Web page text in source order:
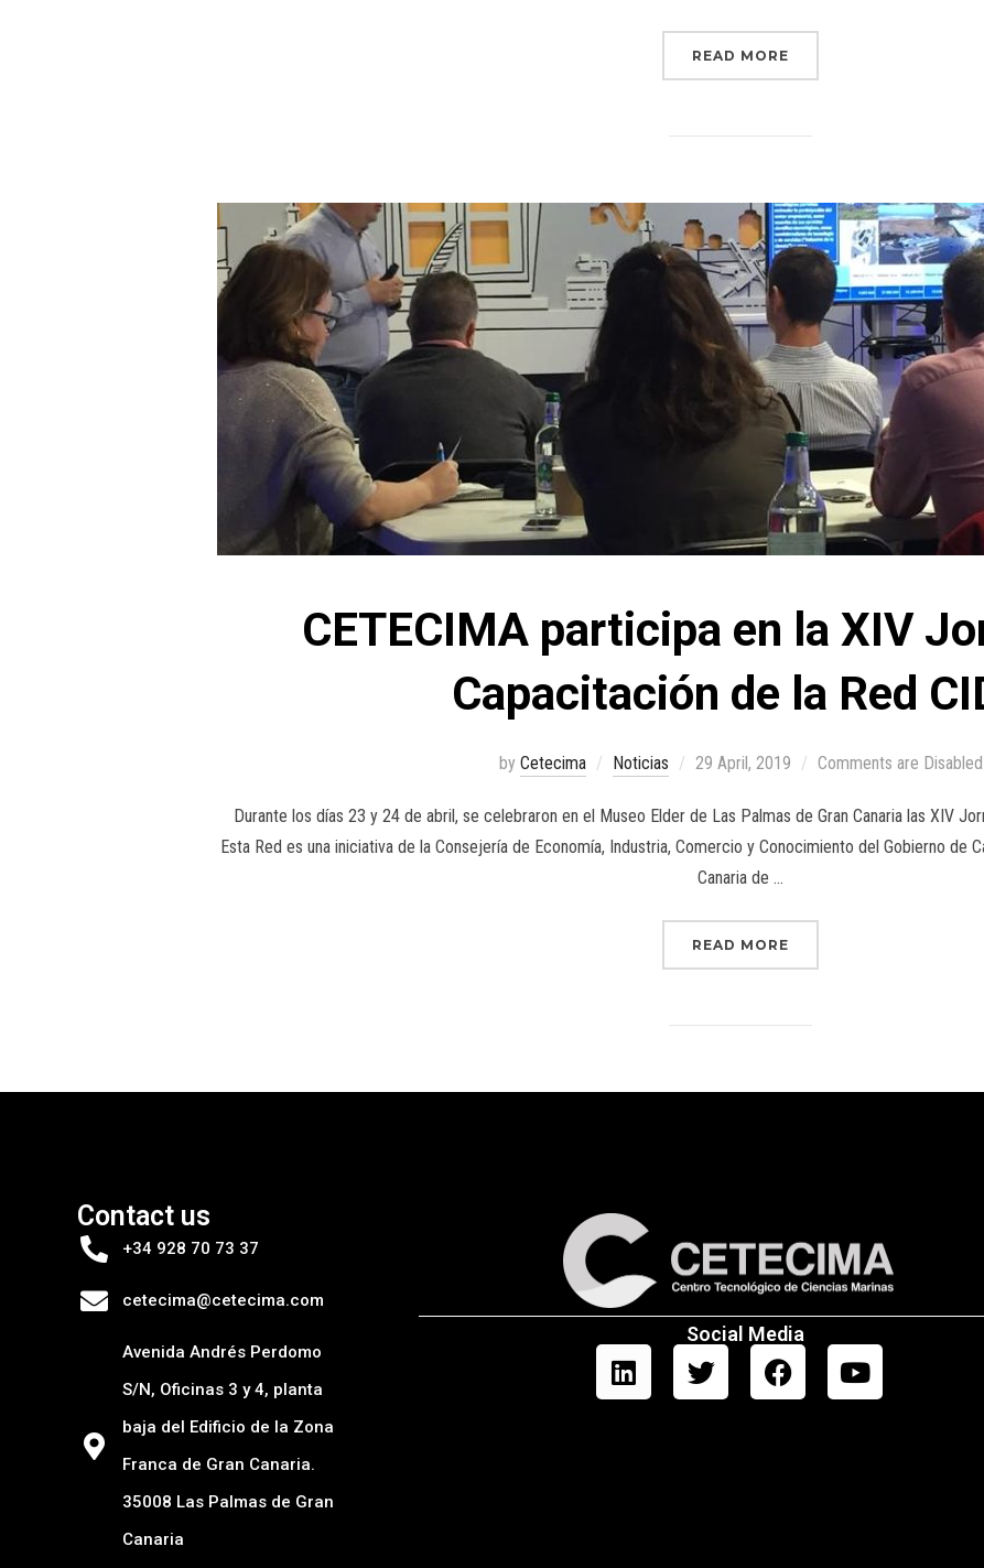
READ MORE
CETECIMA participa en la XIV
Capacitación de la Red
by Cetecima Noticias 29 April, 2019 Comments are Disabled
Durante los días 23 y 24 de abril, se celebraron en el Museo Elder de Las Palmas de Gran Canaria las XIV
Esta Red es una iniciativa de la Consejería de Economía, Industria, Comercio y Conocimiento del Gobierno de
Canaria de …
READ MORE
Contact us
+34 928 70 73 37
cetecima@cetecima.com
Avenida Andrés Perdomo
S/N, Oficinas 3 y 4, planta
baja del Edificio de la Zona
Franca de Gran Canaria.
35008 Las Palmas de Gran
Canaria
Social Media